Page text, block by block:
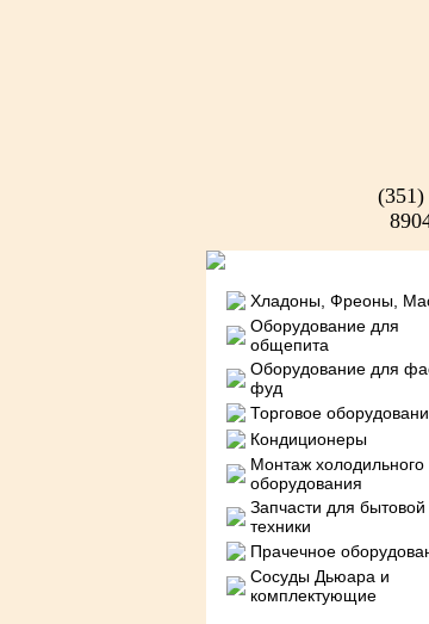
(351)
Хладоны, Фреоны,
Оборудование для
общепита
Оборудование для
фуд
Торговое
Кондиционеры
Монтаж холодильного
оборудования
Запчасти для бытовой
техники
Прачечное
Сосуды Дьюара и
комплектующие